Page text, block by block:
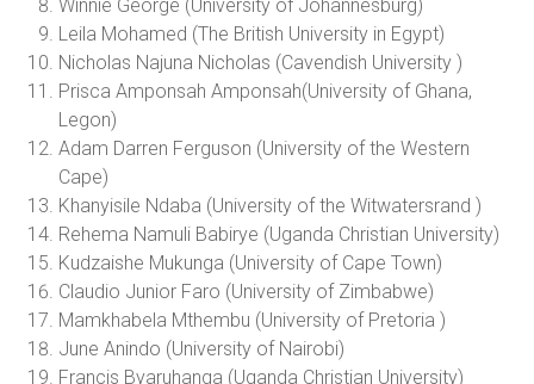
Winnie George (University of Johannesburg)
Leila Mohamed (The British University in Egypt)
Nicholas Najuna Nicholas (Cavendish University )
Prisca Amponsah Amponsah(University of Ghana,
Legon)
Adam Darren Ferguson (University of the Western
Cape)
Khanyisile Ndaba (University of the Witwatersrand )
Rehema Namuli Babirye (Uganda Christian University)
Kudzaishe Mukunga (University of Cape Town)
Claudio Junior Faro (University of Zimbabwe)
Mamkhabela Mthembu (University of Pretoria )
June Anindo (University of Nairobi)
Francis Byaruhanga (Uganda Christian University)